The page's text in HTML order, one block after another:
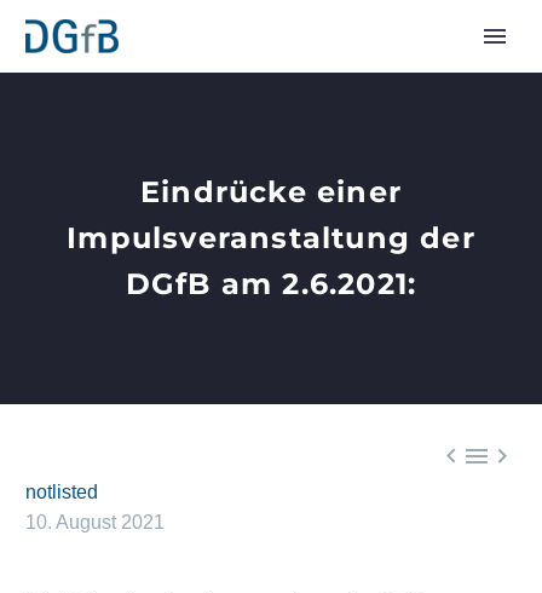
Eindrücke einer
Impulsveranstaltung der
DGfB am 2.6.2021:
  
notlisted
10. August 2021